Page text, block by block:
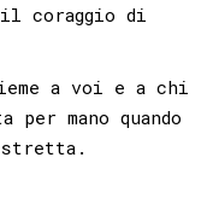
il coraggio di
a voi e a chi
per mano quando